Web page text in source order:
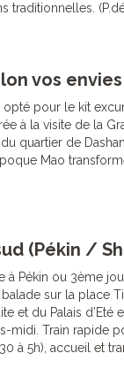
traditionnelles.
vos envies
opté pour le kit
à la visite de la
quartier de
Mao
(Pékin /
à Pékin ou 3ème
sur la place
et du Palais d’Eté
midi. Train rapide
à 5h), accueil et